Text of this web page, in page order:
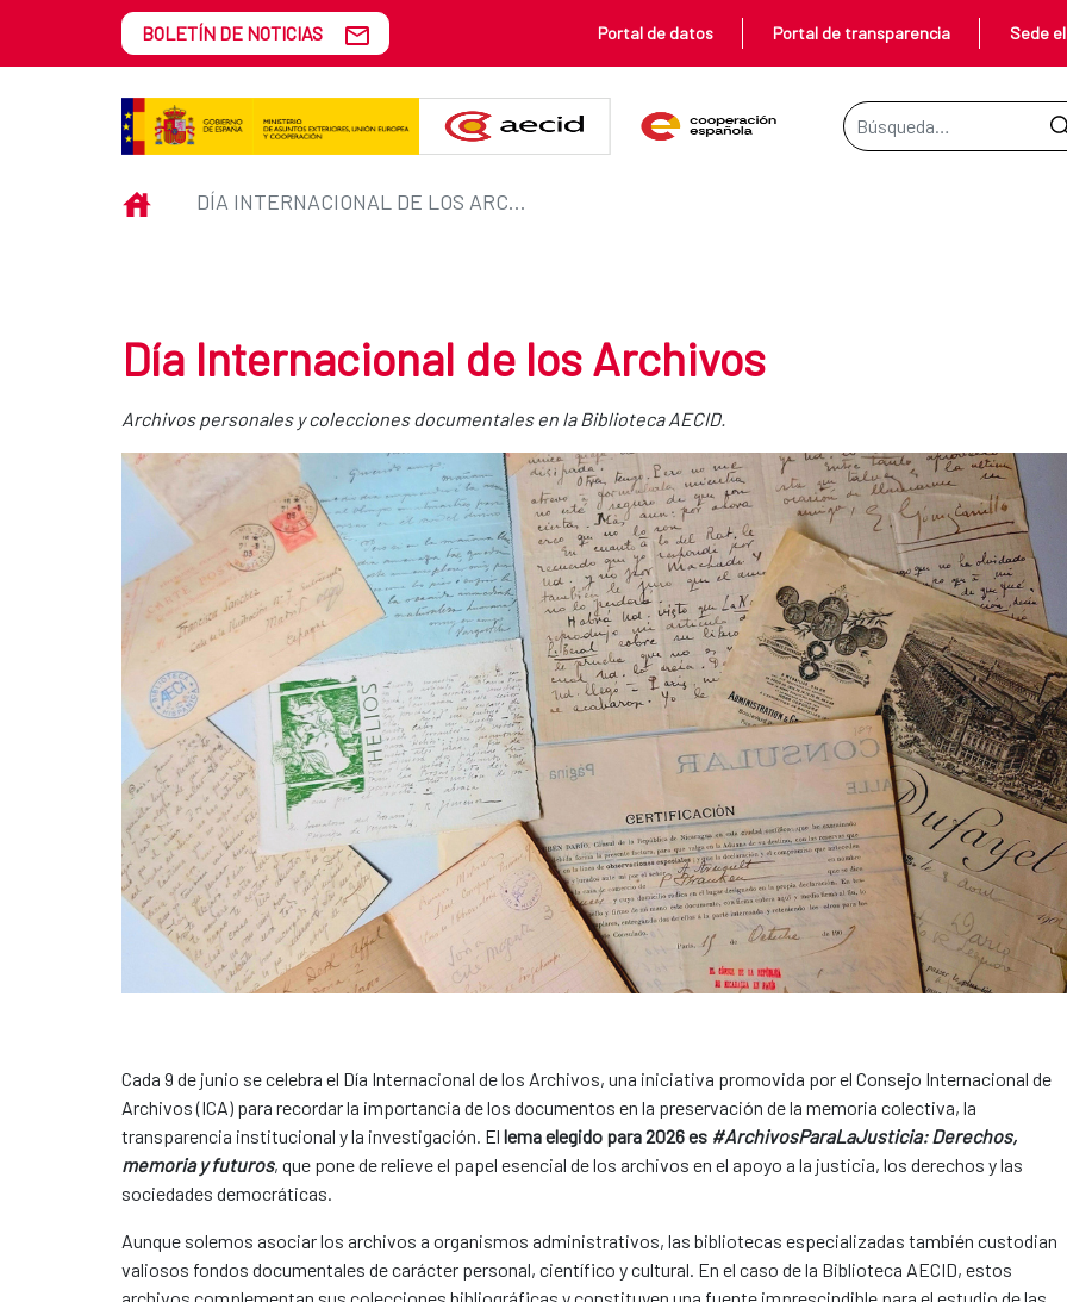
Saltar al contenido principal
Día Internacional de los Archivos
BOLETÍN DE NOTICIAS Portal de datos Portal de transparencia Sede
Barra de búsqueda
INICIO DÍA INTERNACIONAL DE LOS ARCHIVOS
Día Internacional de los Archivos
Archivos personales y colecciones documentales en la Biblioteca AECID.
Cada 9 de junio se celebra el Día Internacional de los Archivos, una iniciativa promovida por el Consejo Internacional de
Archivos (ICA) para recordar la importancia de los documentos en la preservación de la memoria colectiva, la
transparencia institucional y la investigación. El lema elegido para 2026 es #ArchivosParaLaJusticia: Derechos,
memoria y futuros, que pone de relieve el papel esencial de los archivos en el apoyo a la justicia, los derechos y las
sociedades democráticas.
Aunque solemos asociar los archivos a organismos administrativos, las bibliotecas especializadas también custodian
valiosos fondos documentales de carácter personal, científico y cultural. En el caso de la Biblioteca AECID, estos